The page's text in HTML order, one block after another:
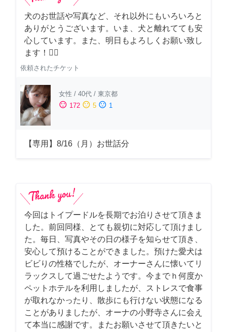
犬のお世話や写真など、それ以外にもいろいろと
ありがとうございます。いま、犬と離れてても安
心しています。また、明日もよろしくお願い致し
ます！🙇‍♂️
依頼されたチケット
女性 / 40代 / 東京都
sentiment_satisfied 172 sentiment_neutral 5 sentiment_dissatisfied 1
【専用】8/16（月）お世話分
今回はトイプードルを長期でお泊りさせて頂きま
した。前回同様、とても親切に対応して頂けまし
た。毎日、写真やその日の様子を知らせて頂き、
安心して預けることができました。預けた愛犬は
ビビりの性格でしたが、オーナーさんに懐いてリ
ラックスして過ごせたようです。今までｈ何度か
ペットホテルを利用しましたが、ストレスで食事
が取れなかったり、散歩にも行けない状態になる
ことがありましたが、オーナの小野寺さんに会え
て本当に感謝です。またお願いさせて頂きたいと